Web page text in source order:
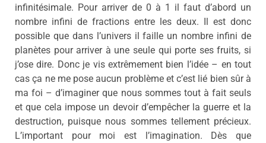
infinitésimale. Pour arriver de 0 à 1 il faut d’abord un
nombre infini de fractions entre les deux. Il est donc
possible que dans l’univers il faille un nombre infini de
planètes pour arriver à une seule qui porte ses fruits, si
j’ose dire. Donc je vis extrêmement bien l’idée – en tout
cas ça ne me pose aucun problème et c’est lié bien sûr à
ma foi – d’imaginer que nous sommes tout à fait seuls
et que cela impose un devoir d’empêcher la guerre et la
destruction, puisque nous sommes tellement précieux.
L’important pour moi est l’imagination. Dès que